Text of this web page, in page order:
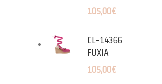
105,00€
CL-14366
FUXIA
105,00€